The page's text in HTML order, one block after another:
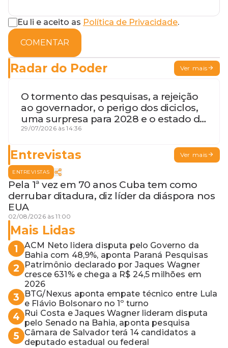
Eu li e aceito as Política de Privacidade.
COMENTAR
Radar do Poder Ver mais
O tormento das pesquisas, a rejeição
ao governador, o perigo dos diciclos,
uma surpresa para 2028 e o estado de
terceira guerra mundial
29/07/2026 às 14:36
Entrevistas Ver mais
ENTREVISTAS
Pela 1ª vez em 70 anos Cuba tem como
derrubar ditadura, diz líder da diáspora nos
EUA
02/08/2026 às 11:00
Mais Lidas
1
ACM Neto lidera disputa pelo Governo da
Bahia com 48,9%, aponta Paraná Pesquisas
2
Patrimônio declarado por Jaques Wagner
cresce 631% e chega a R$ 24,5 milhões em
2026
3
BTG/Nexus aponta empate técnico entre Lula
e Flávio Bolsonaro no 1º turno
4
Rui Costa e Jaques Wagner lideram disputa
pelo Senado na Bahia, aponta pesquisa
5
Câmara de Salvador terá 14 candidatos a
deputado estadual ou federal